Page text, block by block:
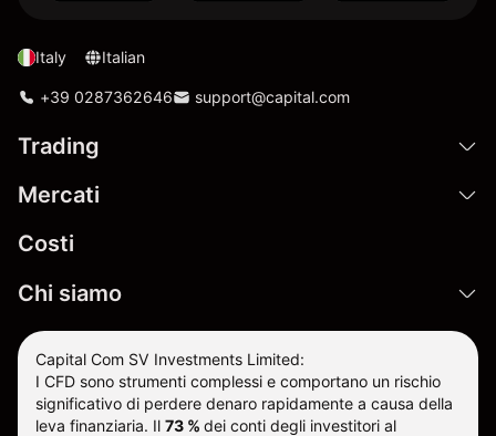
Italy Italian
+39 0287362646 support@capital.com
Trading
Mercati
Costi
Chi siamo
Capital Com SV Investments Limited:
I CFD sono strumenti complessi e comportano un rischio
significativo di perdere denaro rapidamente a causa della
leva finanziaria. Il 73 % dei conti degli investitori al